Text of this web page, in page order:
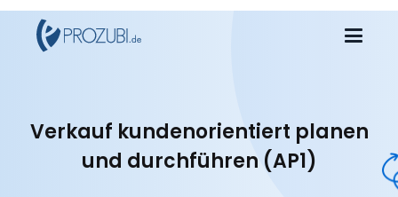
Verkauf kundenorientiert planen
und durchführen (AP1)